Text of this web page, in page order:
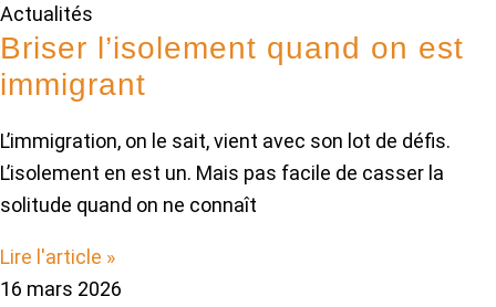
Actualités
Briser l’isolement quand on est
immigrant
L’immigration, on le sait, vient avec son lot de défis.
L’isolement en est un. Mais pas facile de casser la
solitude quand on ne connaît
Lire l'article »
16 mars 2026